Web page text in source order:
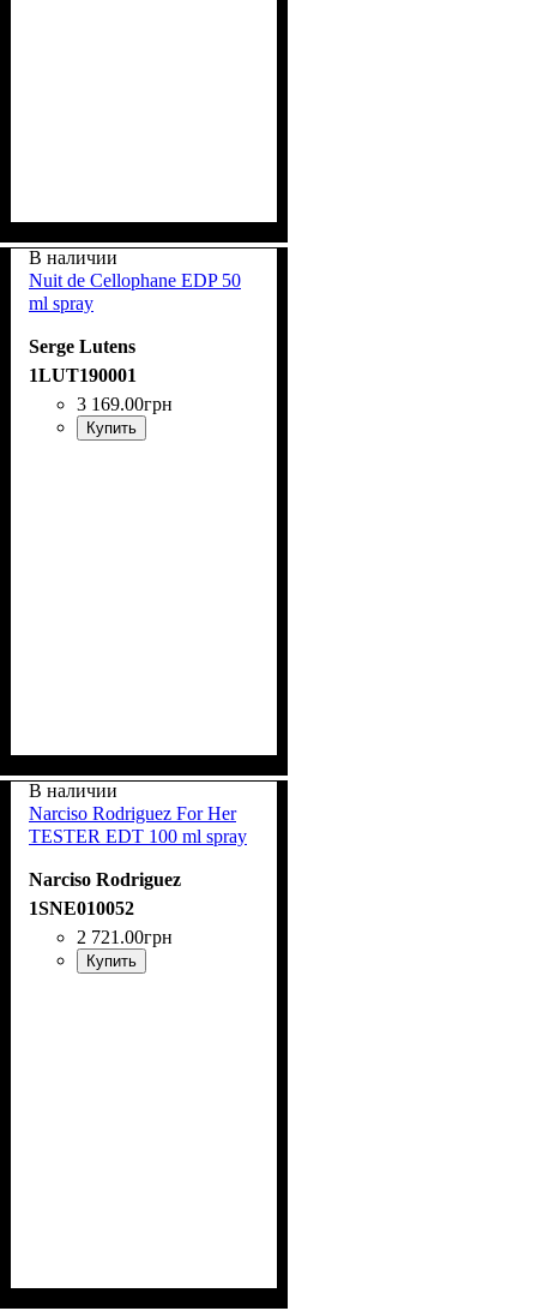
В наличии
Nuit de Cellophane EDP 50
ml spray
Serge Lutens
1LUT190001
3 169.00грн
Купить
В наличии
Narciso Rodriguez For Her
TESTER EDT 100 ml spray
Narciso Rodriguez
1SNE010052
2 721 .00грн
Купить